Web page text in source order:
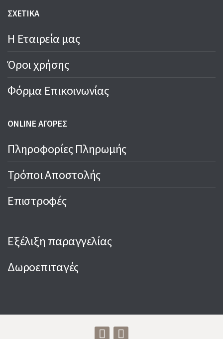
ΣΧΕΤΙΚΑ
Η Εταιρεία μας
Όροι χρήσης
Φόρμα Επικοινωνίας
ONLINE ΑΓΟΡΕΣ
Πληροφορίες Πληρωμής
Τρόποι Αποστολής
Επιστροφές
Εξέλιξη παραγγελίας
Δωροεπιταγές